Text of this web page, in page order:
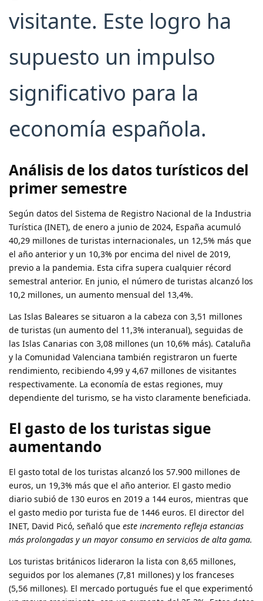
visitante. Este logro ha
supuesto un impulso
significativo para la
economía española.
Análisis de los datos turísticos del
primer semestre
Según datos del Sistema de Registro Nacional de la Industria
Turística (INET), de enero a junio de 2024, España acumuló
40,29 millones de turistas internacionales, un 12,5% más que
el año anterior y un 10,3% por encima del nivel de 2019,
previo a la pandemia. Esta cifra supera cualquier récord
semestral anterior. En junio, el número de turistas alcanzó los
10,2 millones, un aumento mensual del 13,4%.
Las Islas Baleares se situaron a la cabeza con 3,51 millones
de turistas (un aumento del 11,3% interanual), seguidas de
las Islas Canarias con 3,08 millones (un 10,6% más). Cataluña
y la Comunidad Valenciana también registraron un fuerte
rendimiento, recibiendo 4,99 y 4,67 millones de visitantes
respectivamente. La economía de estas regiones, muy
dependiente del turismo, se ha visto claramente beneficiada.
El gasto de los turistas sigue
aumentando
El gasto total de los turistas alcanzó los 57.900 millones de
euros, un 19,3% más que el año anterior. El gasto medio
diario subió de 130 euros en 2019 a 144 euros, mientras que
el gasto medio por turista fue de 1446 euros. El director del
INET, David Picó, señaló que este incremento refleja estancias
más prolongadas y un mayor consumo en servicios de alta gama.
Los turistas británicos lideraron la lista con 8,65 millones,
seguidos por los alemanes (7,81 millones) y los franceses
(5,56 millones). El mercado portugués fue el que experimentó